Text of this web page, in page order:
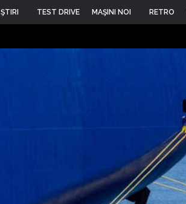
ŞTIRI TEST DRIVE MAŞINI NOI RETRO